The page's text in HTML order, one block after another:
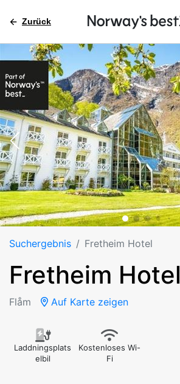
Zurück
Suchergebnis Fretheim Hotel
Fretheim Hotel
Flåm Auf Karte zeigen
Laddningsplats
elbil
Kostenloses Wi-
Fi